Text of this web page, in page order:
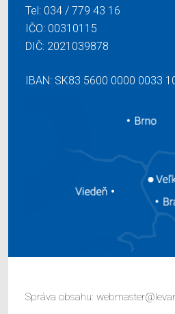
Tel: 034 / 779 43 16
IČO: 00310115
DIČ: 2021039878
IBAN: SK83 5600 0000 0033
Správa obsahu: